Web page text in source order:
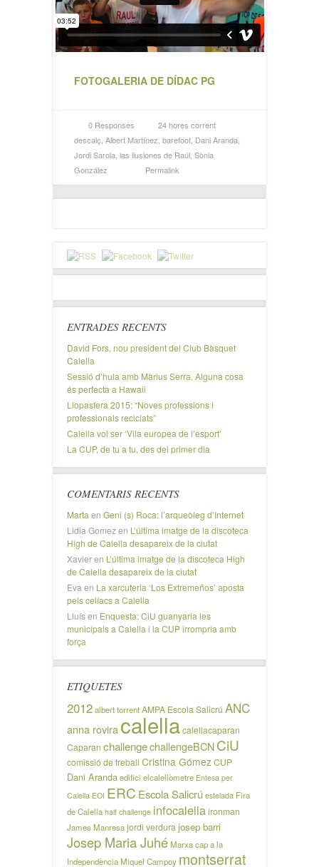
FOTOGALERIA DE DÍDAC PG
0 Responses
24 hores corrent
descalç Albert Martínez barefoot Dani Aranda
Jordi Sarola las ilusiones de Raúl Sònia
González
Permalink
ENTRADES RECENTS
David Fors, nou president del Club Bàsquet
Calella
Sessió d’hula amb Màrius Serra. Alguna cosa
és perfecta a Hawaii
Llopasfera 2015: “Noves professions i
professionals reciclats”
Calella vol ser ‘Vila europea de l’esport’
La CUP, de tu a tu, des del primer dia
COMENTARIS RECENTS
Marta en Geni (s) Roca: l’arqueòleg d’Internet
Lidia Gomezen L’última imatge de la discoteca
High de Calella desapareix de la ciutat
Xavieren L’última imatge de la discoteca High
de Calella desapareix de la ciutat
Eva en La xarcuteria ‘Los Extremeños’ aposta
pels celíacs a Calella
Lluísen Enquesta: CiU guanyaria les
municipals a Calella i la CUP irrompria amb
força
ETIQUETES
2012albert torrentAMPA Escola Salicrú ANC
anna rovira calellacalellacaparan
Caparan challengechallengeBCNCiU
comissió de treball Cristina GómezCUP
Dani Arandaedifici elcalellòmetre Entesa per
Calella EOI ERC Escola Salicrú estelada Fira
de Calella half challenge infocalellaironman
James Manresajordi verdura josep barri
Josep Maria JuhéMarxa cap a la
IndependènciaMiquel Campoy montserrat